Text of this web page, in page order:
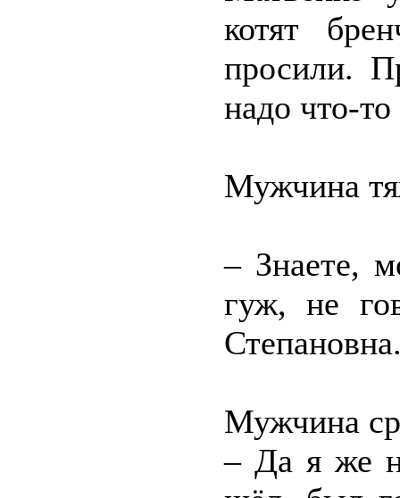
котят
просили.
надо что-
Мужчина
– Знаете,
гуж, не
Мужчина
– Да я же